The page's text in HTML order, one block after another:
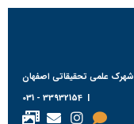
شهرک علمی تحقیقاتی اصفهان
| 33932154 - 031